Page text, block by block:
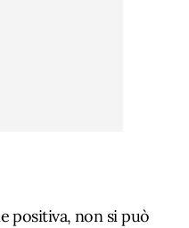
positiva, non si può